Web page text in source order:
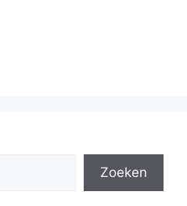
Zoeken